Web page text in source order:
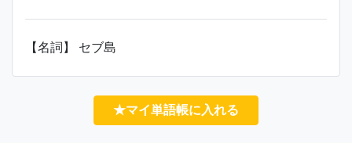
【名詞】 セブ島
★マイ単語帳に入れる